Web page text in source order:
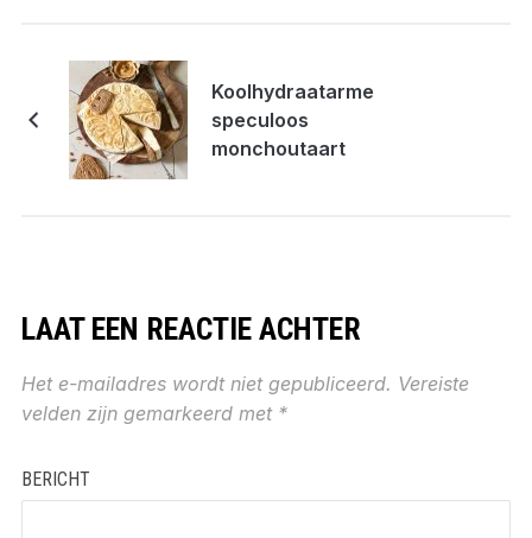
Koolhydraatarme
speculoos
monchoutaart
LAAT EEN REACTIE ACHTER
Het e-mailadres wordt niet gepubliceerd. Vereiste
velden zijn gemarkeerd met *
BERICHT